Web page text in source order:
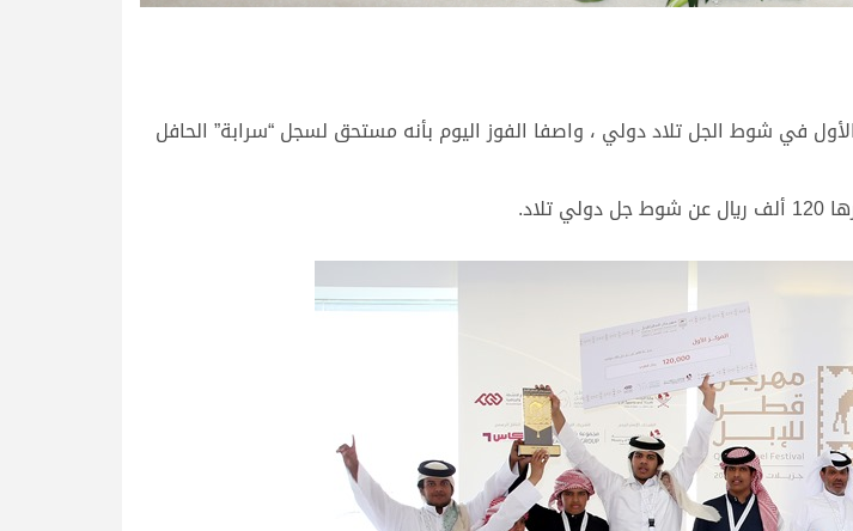
في شوط الجل تلاد دولي ، واصفا الفوز اليوم بأنه مستحق لسجل “سرابة” الحافل